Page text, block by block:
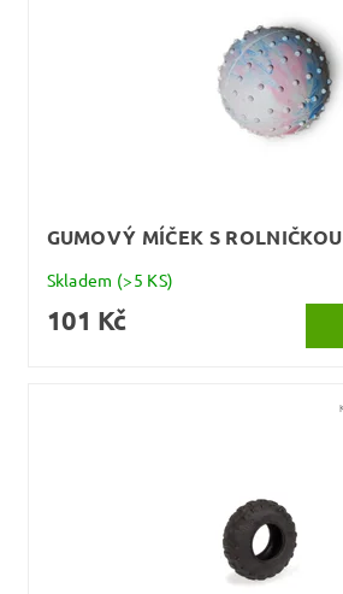
GUMOVÝ MÍČEK S
Skladem (>5 KS)
101 Kč